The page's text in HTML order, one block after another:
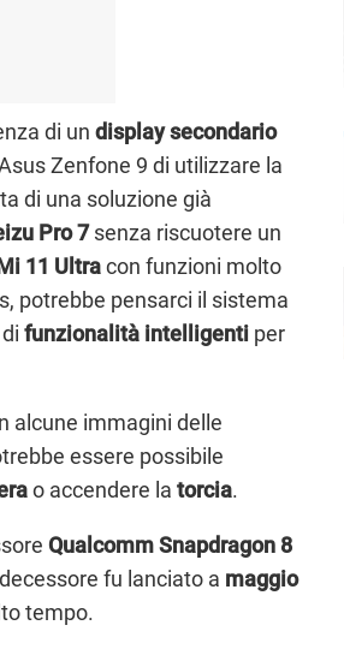
di un display secondario
Zenfone 9 di utilizzare la
di una soluzione già
Pro 7senza riscuotere un
11 Ultracon funzioni molto
potrebbe pensarci il sistema
funzionalità intelligenti per
alcune immagini delle
essere possibile
o accendere la torcia.
Qualcomm Snapdragon 8
fu lanciato a maggio
tempo.